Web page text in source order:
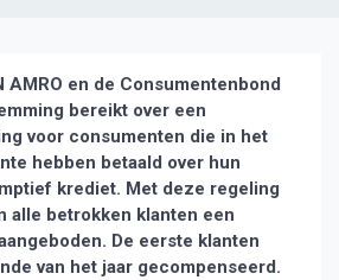
AMRO en de Consumentenbond
bereikt over een
voor consumenten die in het
hebben betaald over hun
krediet. Met deze regeling
alle betrokken klanten een
De eerste klanten
van het jaar gecompenseerd.